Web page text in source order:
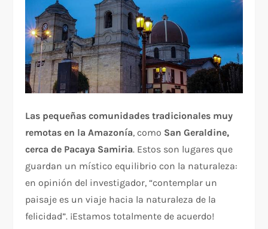
Las pequeñas comunidades tradicionales muy
remotas en la Amazonía, como San Geraldine,
cerca de Pacaya Samiria. Estos son lugares que
guardan un místico equilibrio con la naturaleza:
en opinión del investigador, “contemplar un
paisaje es un viaje hacia la naturaleza de la
felicidad”. ¡Estamos totalmente de acuerdo!